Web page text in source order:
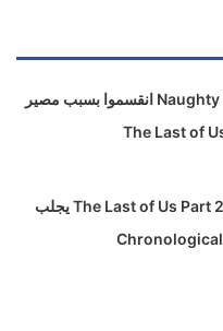
حتى مطوري Naughty Dog انقسموا بسبب مصير
تحديث جديد للعبة The Last of Us Part 2 يجلب